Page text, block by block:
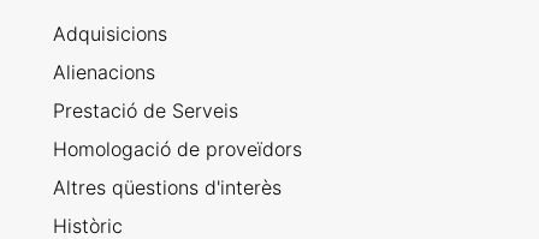
Adquisicions
Alienacions
Prestació de Serveis
Homologació de proveïdors
Altres qüestions d'interès
Històric